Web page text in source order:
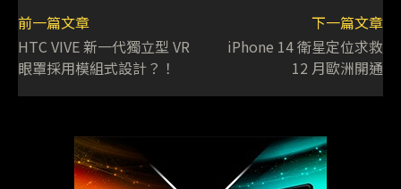
前一篇文章
HTC VIVE 新一代獨立型 VR
眼罩採用模組式設計？！
下一篇文章
iPhone 14 衛星定位求救
12 月歐洲開通